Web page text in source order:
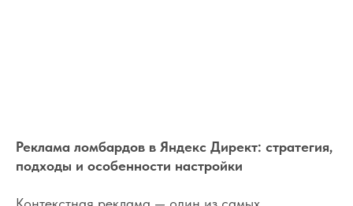
Реклама ломбардов в Яндекс Директ: стратегия,
подходы и особенности настройки